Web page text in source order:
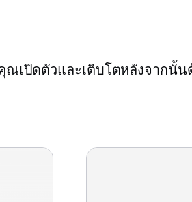
เปิดตัวและเติบโตหลังจากนั้น